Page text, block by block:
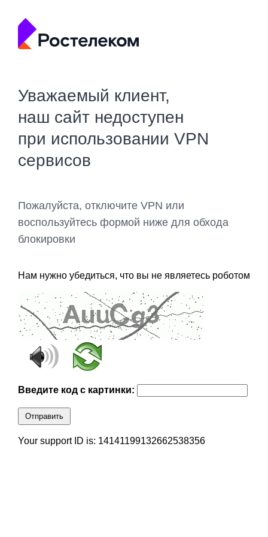
Уважаемый клиент,
наш сайт недоступен
при использовании VPN
сервисов
Пожалуйста, отключите VPN или
воспользуйтесь формой ниже для обхода
блокировки
Нам нужно убедиться, что вы не являетесь роботом
Введите код с картинки:
Отправить
Your support ID is: 14141199132662538356